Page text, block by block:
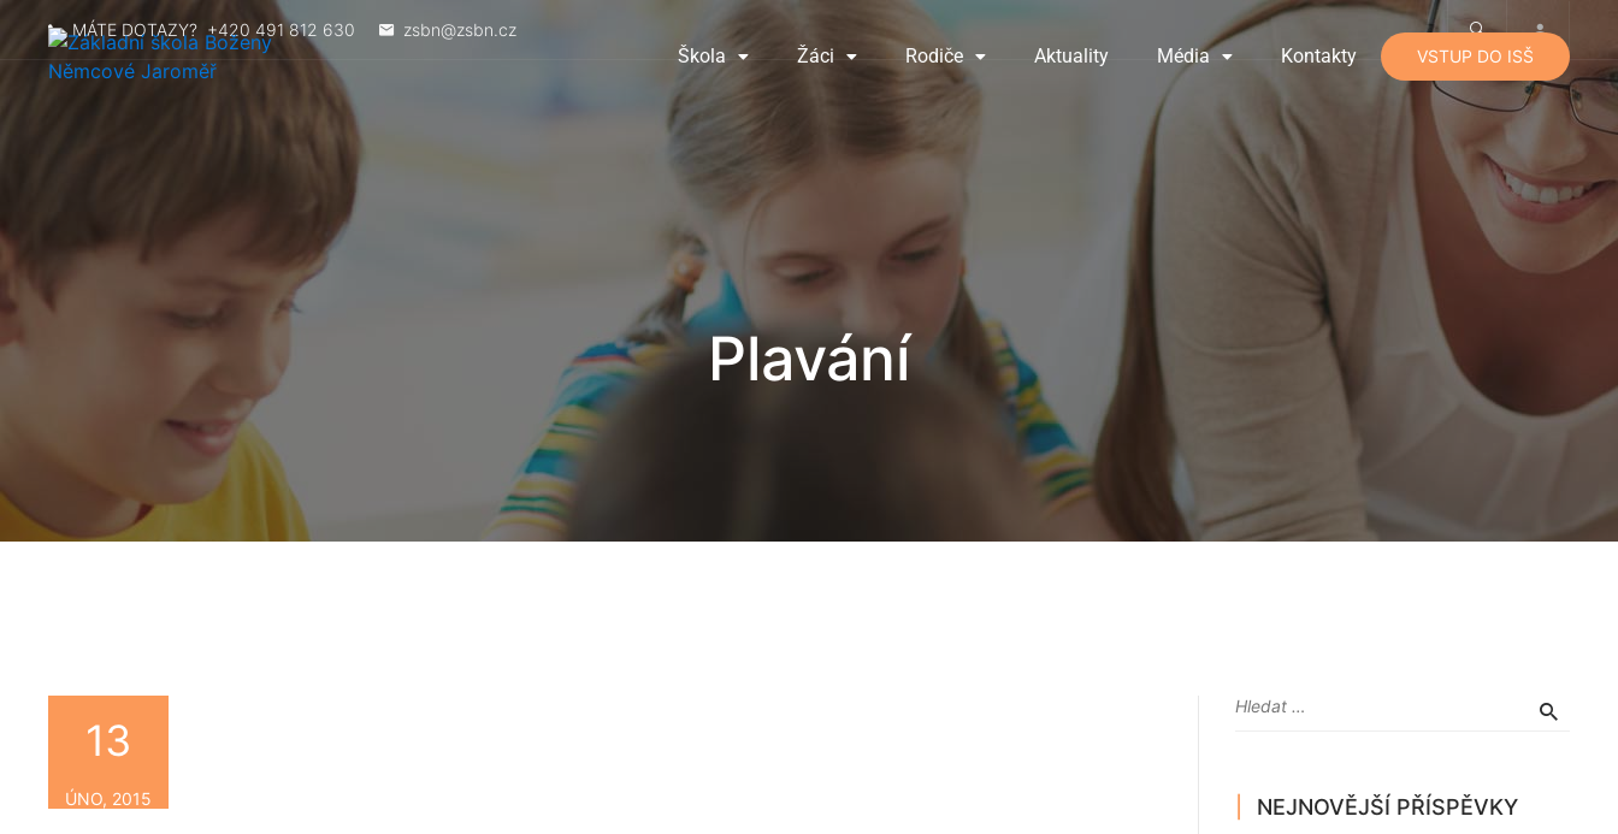
MÁTE DOTAZY? +420 491 812 630 zsbn@zsbn.cz
Škola Žáci Rodiče Aktuality Média Kontakty VSTUP DO ISŠ
Plavání
13
ÚNO, 2015 NEJNOVĚJŠÍ PŘÍSPĚVKY